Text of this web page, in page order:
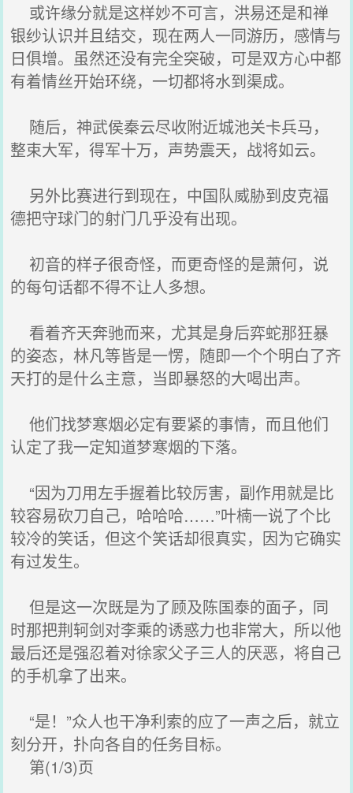
或许缘分就是这样妙不可言，洪易还是和禅
银纱认识并且结交，现在两人一同游历，感情与
日俱增。虽然还没有完全突破，可是双方心中都
有着情丝开始环绕，一切都将水到渠成。
随后，神武侯秦云尽收附近城池关卡兵马，
整束大军，得军十万，声势震天，战将如云。
另外比赛进行到现在，中国队威胁到皮克福
德把守球门的射门几乎没有出现。
初音的样子很奇怪，而更奇怪的是萧何，说
的每句话都不得不让人多想。
看着齐天奔驰而来，尤其是身后弈蛇那狂暴
的姿态，林凡等皆是一愣，随即一个个明白了齐
天打的是什么主意，当即暴怒的大喝出声。
他们找梦寒烟必定有要紧的事情，而且他们
认定了我一定知道梦寒烟的下落。
“因为刀用左手握着比较厉害，副作用就是比
较容易砍刀自己，哈哈哈……”叶楠一说了个比
较冷的笑话，但这个笑话却很真实，因为它确实
有过发生。
但是这一次既是为了顾及陈国泰的面子，同
时那把荆轲剑对李乘的诱惑力也非常大，所以他
最后还是强忍着对徐家父子三人的厌恶，将自己
的手机拿了出来。
“是！”众人也干净利索的应了一声之后，就立
刻分开，扑向各自的任务目标。
第(1/3)页